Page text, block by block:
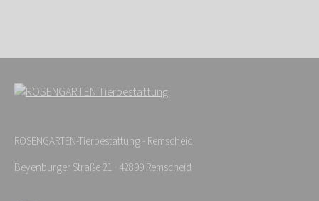
ROSENGARTEN-Tierbestattung - Remscheid
Beyenburger Straße 21 · 42899 Remscheid